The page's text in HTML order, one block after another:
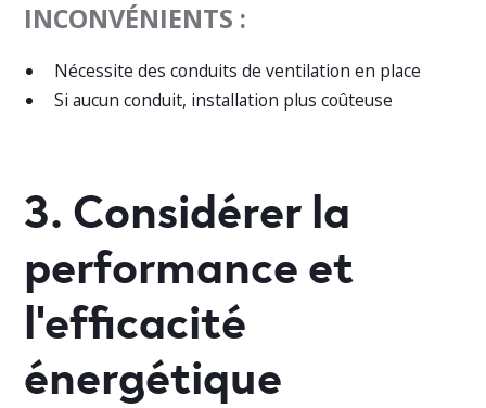
INCONVÉNIENTS :
Nécessite des conduits de ventilation en place
Si aucun conduit, installation plus coûteuse
3. Considérer la
performance et
l'efficacité
énergétique